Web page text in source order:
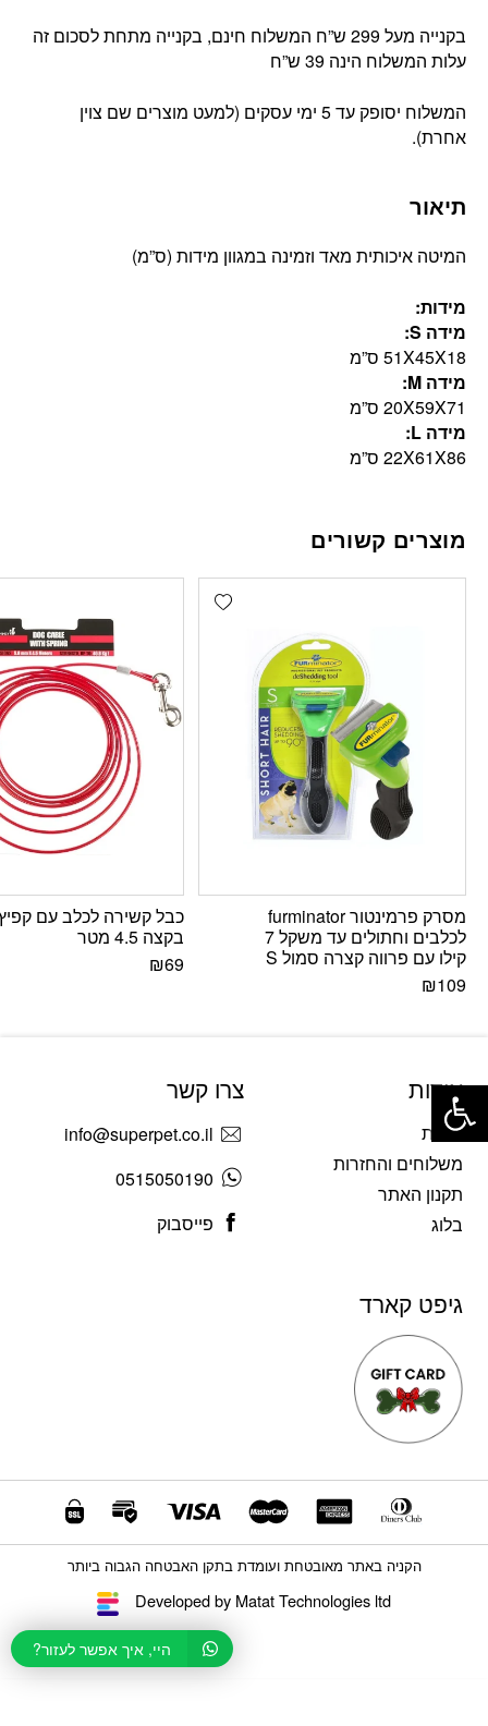
בקנייה מעל 299 ש”ח המשלוח חינם, בקנייה מתחת לסכום זה
עלות המשלוח הינה 39 ש”ח
המשלוח יסופק עד 5 ימי עסקים (למעט מוצרים שם צוין
אחרת).
תיאור
המיטה איכותית מאד וזמינה במגוון מידות (ס”מ)
מידות:
מידה S:
51X45X18 ס”מ
מידה M:
20X59X71 ס”מ
מידה L:
22X61X86 ס”מ
מוצרים קשורים
Add wishlist
מסרק פרמינטור furminator
לכלבים וחתולים עד משקל 7
קילו עם פרווה קצרה סמול S
₪109
כבל קשירה לכלב עם
בקצה 4.5 מטר
₪69
אודות
אודות
משלוחים והחזרות
תקנון האתר
בלוג
צרו קשר
info@superpet.co.il
0515050190
פייסבוק
גיפט קארד
Developed by Matat Technologies ltd
הקניה באתר מאובטחת ועומדת בתקן האבטחה הגבוה ביותר
היי, איך אפשר לעזור?
פתח סרגל נגישות